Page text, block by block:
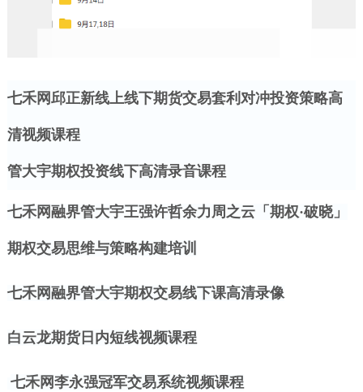
七禾网邱正新线上线下期货交易套利对冲投资策略高
清视频课程
管大宇期权投资线下高清录音课程
七禾网融界管大宇王强许哲余力周之云「期权·破晓」
期权交易思维与策略构建培训
七禾网融界管大宇期权交易线下课高清录像
白云龙期货日内短线视频课程
七禾网李永强冠军交易系统视频课程